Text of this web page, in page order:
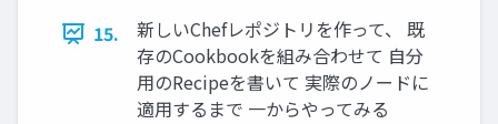
15.
新しいChefレポジトリを作って、 既
存のCookbookを組み合わせて 自分
用のRecipeを書いて 実際のノードに
適用するまで 一からやってみる